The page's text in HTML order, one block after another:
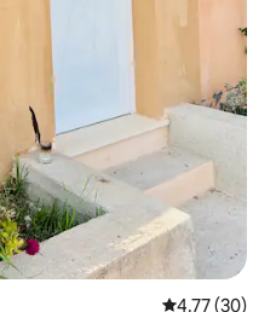
レビュー30
4.77 (30)